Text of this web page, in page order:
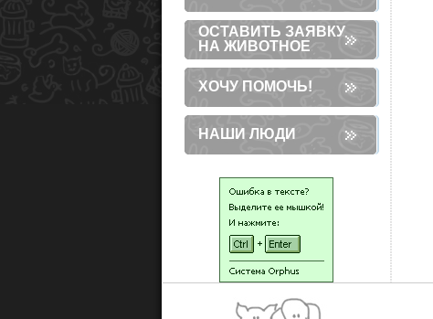
ОСТАВИТЬ ЗАЯВКУ
НА ЖИВОТНОЕ
ХОЧУ ПОМОЧЬ!
НАШИ ЛЮДИ